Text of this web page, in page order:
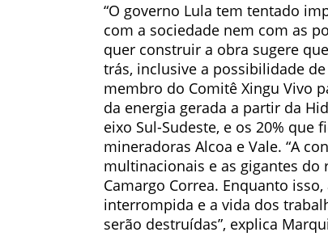
“O governo Lula tem tentado
com a sociedade nem com as
quer construir a obra sugere
trás, inclusive a possibilidade
membro do Comitê Xingu Vivo
da energia gerada a partir da
eixo Sul-Sudeste, e os 20% que
mineradoras Alcoa e Vale. “A
multinacionais e as gigantes do
Camargo Correa. Enquanto
interrompida e a vida dos
serão destruídas”, explica